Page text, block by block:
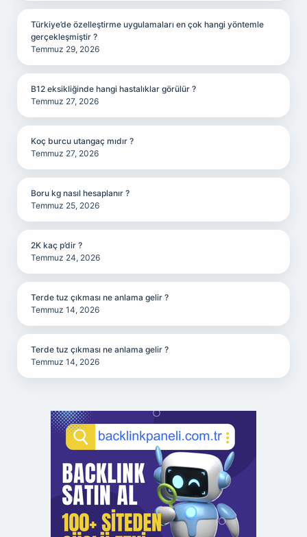
Türkiye’de özelleştirme uygulamaları en çok hangi yöntemle
gerçekleşmiştir ?
Temmuz 29, 2026
B12 eksikliğinde hangi hastalıklar görülür ?
Temmuz 27, 2026
Koç burcu utangaç mıdır ?
Temmuz 27, 2026
Boru kg nasıl hesaplanır ?
Temmuz 25, 2026
2K kaç p’dir ?
Temmuz 24, 2026
Terde tuz çıkması ne anlama gelir ?
Temmuz 14, 2026
Terde tuz çıkması ne anlama gelir ?
Temmuz 14, 2026